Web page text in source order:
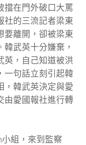
擋在門外破口大罵
社的三流記者梁東
要離開，卻被梁東
武英十分嫌棄，
英，自己知道被洪
一句話立刻引起韓
，韓武英決定與愛
由愛國報社進行轉
組，來到監察